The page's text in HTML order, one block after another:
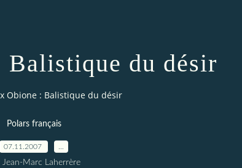
du désir
Obione : Balistique du désir
Polars français
07.11.2007
Jean-Marc Laherrère